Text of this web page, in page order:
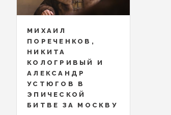
МИХАИЛ
ПОРЕЧЕНКОВ,
НИКИТА
КОЛОГРИВЫЙ И
АЛЕКСАНДР
УСТЮГОВ В
ЭПИЧЕСКОЙ
БИТВЕ ЗА МОСКВУ